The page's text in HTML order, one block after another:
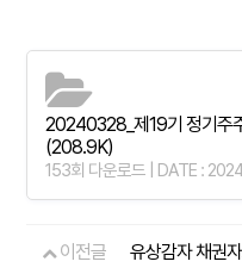
20240328_제19기 정기주
(208.9K)
153회 다운로드 | DATE :
이전글 유상감자 채권